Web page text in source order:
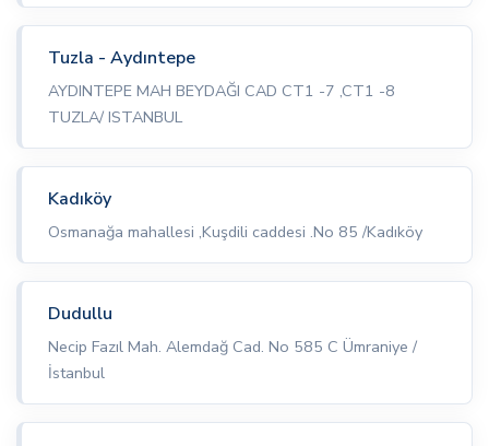
Tuzla - Aydıntepe
AYDINTEPE MAH BEYDAĞI CAD CT1 -7 ,CT1 -8
TUZLA/ ISTANBUL
Kadıköy
Osmanağa mahallesi ,Kuşdili caddesi .No 85 /Kadıköy
Dudullu
Necip Fazıl Mah. Alemdağ Cad. No 585 C Ümraniye /
İstanbul